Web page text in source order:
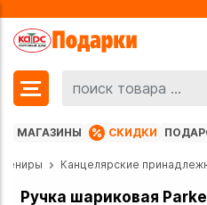
МАГАЗИНЫ СКИДКИ
Канцелярские
Ручка шариковая